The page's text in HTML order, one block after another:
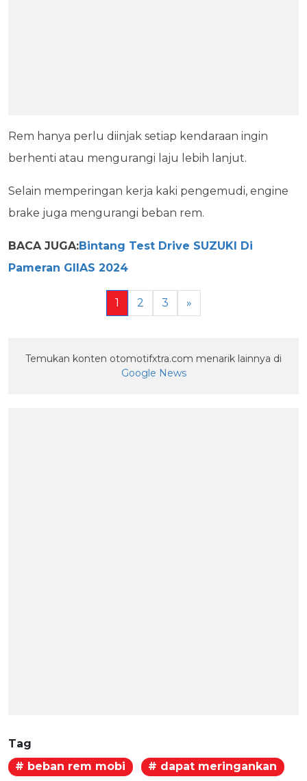
Rem hanya perlu diinjak setiap kendaraan ingin
berhenti atau mengurangi laju lebih lanjut.
Selain memperingan kerja kaki pengemudi, engine
brake juga mengurangi beban rem.
BACA JUGA:Bintang Test Drive SUZUKI Di
Pameran GIIAS 2024
1 2 3 »
Temukan konten otomotifxtra.com menarik lainnya di
Google News
Tag
# beban rem mobi
# dapat meringankan